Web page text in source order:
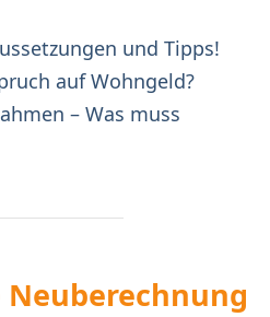
und Tipps!
auf Wohngeld?
– Was muss
Neuberechnung